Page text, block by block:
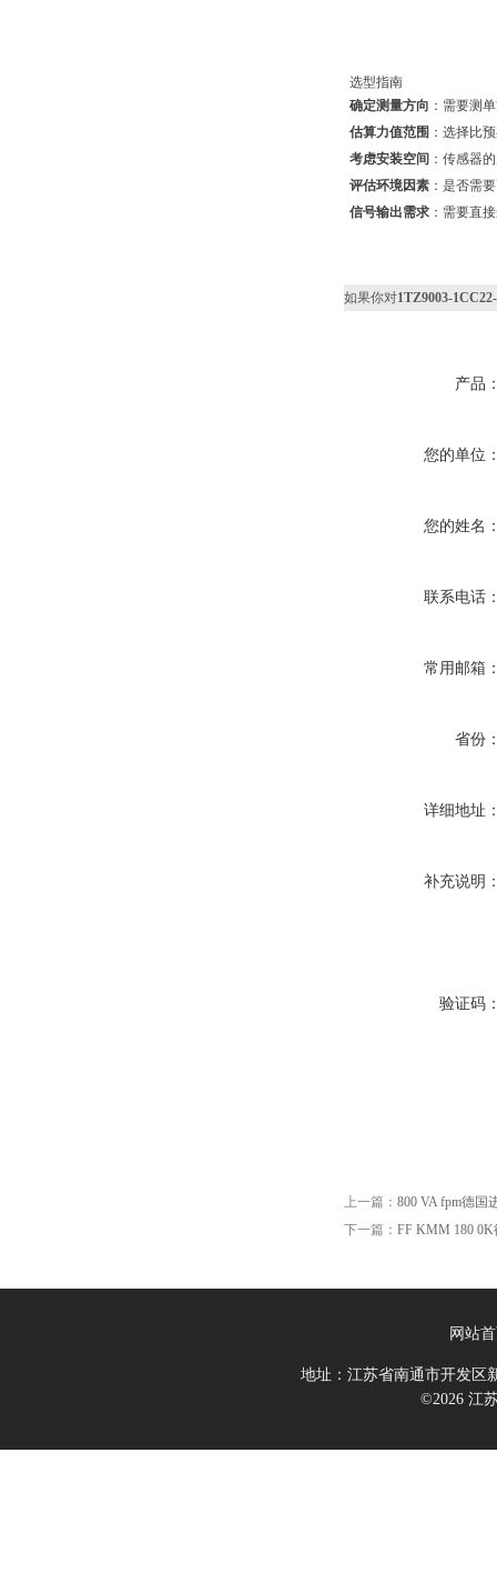
选型指南
确定测量方向 ：需要测
估算力值范围 ：选择比
考虑安装空间 ：传感器
评估环境因素 ：是否需
信号输出需求 ：需要直
如果你对1TZ9003-
产品
您的单位
您的姓名
联系电话
常用邮箱
省份
详细地址
补充说明
验证码
上一篇： 800 VA fpm德国
下一篇： FF KMM 180
网站
地址：江苏省南通市开发区
©2026 江